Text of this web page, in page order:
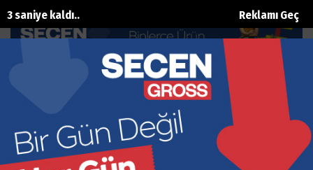
Reklamı Geç
2 saniye kaldı..